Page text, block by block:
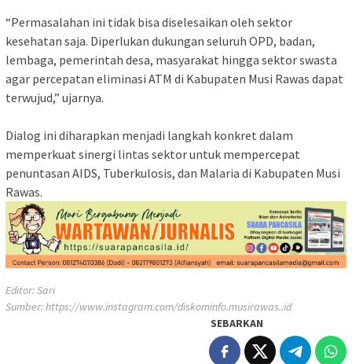
‎“Permasalahan ini tidak bisa diselesaikan oleh sektor
kesehatan saja. Diperlukan dukungan seluruh OPD, badan,
lembaga, pemerintah desa, masyarakat hingga sektor swasta
agar percepatan eliminasi ATM di Kabupaten Musi Rawas dapat
terwujud,” ujarnya.
‎Dialog ini diharapkan menjadi langkah konkret dalam
memperkuat sinergi lintas sektor untuk mempercepat
penuntasan AIDS, Tuberkulosis, dan Malaria di Kabupaten Musi
Rawas.
Editor: Sari
Sumber:https://www.instagram.com/diskominfo.musirawas..id
SEBARKAN